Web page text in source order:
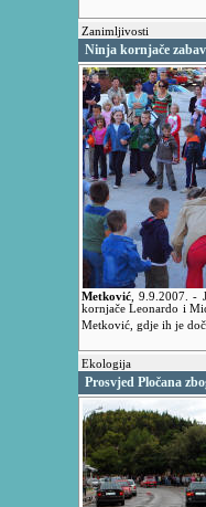
Zanimljivosti
Ninja kornjače
Metković ,9.9.2007.-
kornjače Leonardo i
Metković, gdje ih je
Ekologija
Prosvjed Pločana